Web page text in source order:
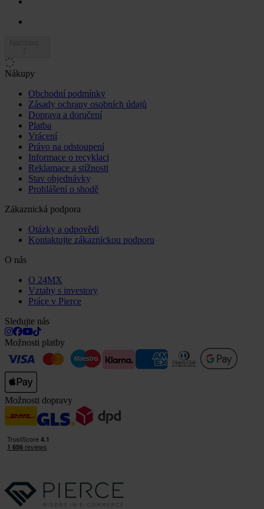
Nákupy
Obchodní podmínky
Zásady ochrany osobních údajů
Doprava a doručení
Platba
Vrácení
Právo na odstoupení
Informace o recyklaci
Reklamace a stížnosti
Stav objednávky
Prohlášení o shodě
Zákaznická podpora
Otázky a odpovědi
Kontaktujte zákaznickou podporu
O nás
O 24MX
Vztahy s investory
Práce v Pierce
Sledujte nás
Možnosti platby
Možnosti dopravy